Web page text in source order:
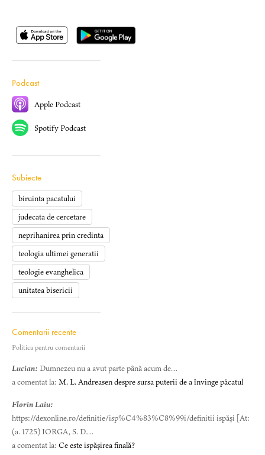
Podcast
Apple Podcast
Spotify Podcast
Subiecte
biruinta pacatului
judecata de cercetare
neprihanirea prin credinta
teologia ultimei generatii
teologie evanghelica
unitatea bisericii
Comentarii recente
Politica pentru comentarii
Lucian: Dumnezeu nu a avut parte până acum de…
a comentat la: M. L. Andreasen despre sursa puterii de a învinge păcatul
Florin Laiu:
https://dexonline.ro/definitie/isp%C4%83%C8%99i/definitii ispăși [At:
(a. 1725) IORGA, S. D.…
a comentat la: Ce este ispășirea finală?